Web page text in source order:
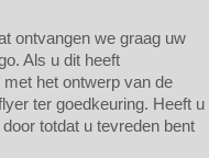
ontvangen we graag uw
Als u dit heeft
het ontwerp van de
ter goedkeuring. Heeft u
totdat u tevreden bent